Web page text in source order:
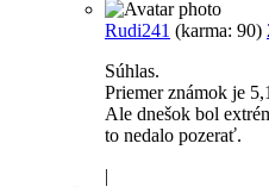
Rudi241 (karma: 90)
Súhlas.
Priemer známok je
Ale dnešok bol
to nedalo pozerať.
|